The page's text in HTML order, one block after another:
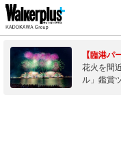
【臨港パ
花火を間
ル」鑑賞